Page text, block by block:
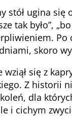
stół ugina się
tak było”,
Po
skoro
wziął się z
Z historii
dla
i cichym